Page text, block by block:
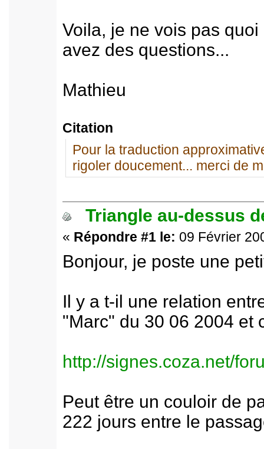
Voila, je ne vois pas
avez des questions...
Mathieu
Citation
Pour la traduction
rigoler doucement... merci de
Triangle au-dessus
« Répondre #1 le: 09 Février
Bonjour, je poste une
Il y a t-il une relation
"Marc" du 30 06 2004 et
http://signes.coza.net/
Peut être un couloir de
222 jours entre le